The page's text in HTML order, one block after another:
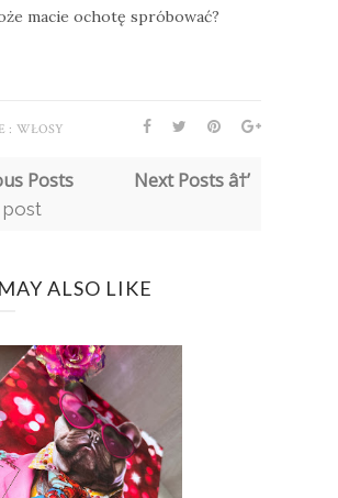
macie ochotę spróbować?
: WŁOSY
Posts
post
Next Posts â†’
ALSO LIKE